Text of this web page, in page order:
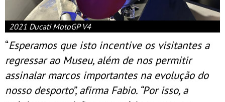
2021 Ducati MotoGP V4
“Esperamos que isto incentive os visitantes a
regressar ao Museu, além de nos permitir
assinalar marcos importantes na evolução do
nosso desporto”, afirma Fabio. “Por isso, a